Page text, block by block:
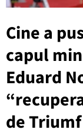
Cine a
capul
Eduard
de Triumf